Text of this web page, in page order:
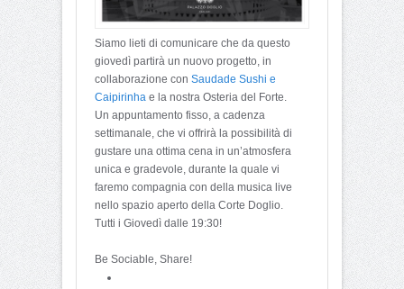
Siamo lieti di comunicare che da questo
giovedì partirà un nuovo progetto, in
collaborazione con Saudade Sushi e
Caipirinha e la nostra Osteria del Forte.
Un appuntamento fisso, a cadenza
settimanale, che vi offrirà la possibilità di
gustare una ottima cena in un’atmosfera
unica e gradevole, durante la quale vi
faremo compagnia con della musica live
nello spazio aperto della Corte Doglio.
Tutti i Giovedì dalle 19:30!
Be Sociable, Share!